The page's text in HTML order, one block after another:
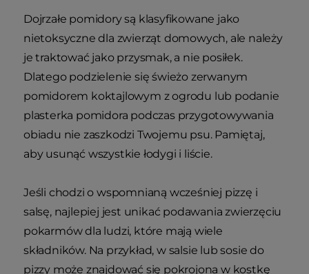
Dojrzałe pomidory są klasyfikowane jako
nietoksyczne dla zwierząt domowych, ale należy
je traktować jako przysmak, a nie posiłek.
Dlatego podzielenie się świeżo zerwanym
pomidorem koktajlowym z ogrodu lub podanie
plasterka pomidora podczas przygotowywania
obiadu nie zaszkodzi Twojemu psu. Pamiętaj,
aby usunąć wszystkie łodygi i liście.
Jeśli chodzi o wspomnianą wcześniej pizzę i
salsę, najlepiej jest unikać podawania zwierzęciu
pokarmów dla ludzi, które mają wiele
składników. Na przykład, w salsie lub sosie do
pizzy może znajdować się pokrojona w kostkę